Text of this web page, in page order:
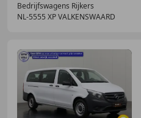
Bedrijfswagens Rijkers
NL-5555 XP VALKENSWAARD